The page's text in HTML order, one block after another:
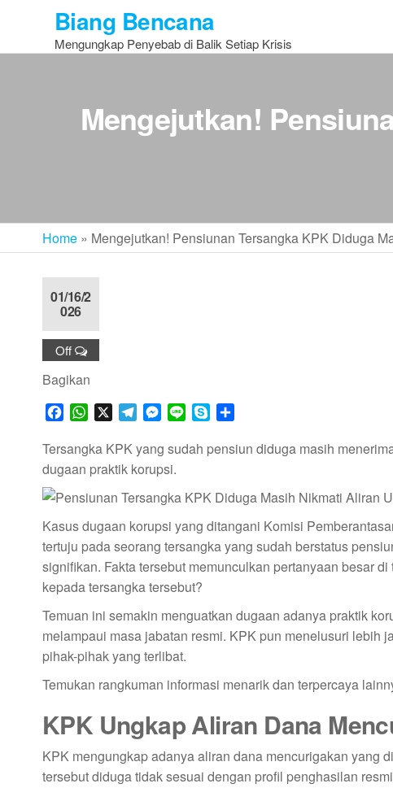
the
Biang Bencana
Mengungkap Penyebab di Balik Setiap Krisis
Mengejutkan!
Home » Mengejutkan! Pensiunan Tersangka KPK Diduga
01/16/2
026
Off
Bagikan
c
e
o
o
k
W
a
t
A
p
p
l
e
r
a
m
M
s
s
n
g
e
n
y
a
Tersangka KPK yang sudah pensiun diduga masih
dugaan praktik korupsi.
Kasus dugaan korupsi yang ditangani Komisi
tertuju pada seorang tersangka yang sudah berstatus
signifikan. Fakta tersebut memunculkan pertanyaan besar
kepada tersangka tersebut?
Temuan ini semakin menguatkan dugaan adanya praktik
melampaui masa jabatan resmi. KPK pun menelusuri lebih
pihak-pihak yang terlibat.
Temukan rangkuman informasi menarik dan terpercaya
KPK Ungkap Aliran Dana
KPK mengungkap adanya aliran dana mencurigakan yang
tersebut diduga tidak sesuai dengan profil penghasilan